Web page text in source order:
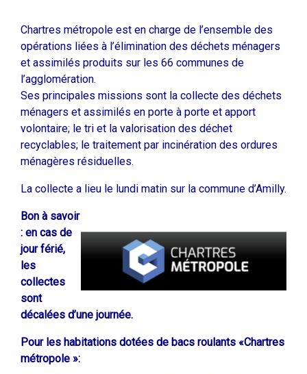
Chartres métropole est en charge de l’ensemble des
opérations liées à l’élimination des déchets ménagers
et assimilés produits sur les 66 communes de
l’agglomération.
Ses principales missions sont la collecte des déchets
ménagers et assimilés en porte à porte et apport
volontaire; le tri et la valorisation des déchet
recyclables; le traitement par incinération des ordures
ménagères résiduelles.
La collecte a lieu le lundi matin sur la commune d’Amilly.
Bon à savoir
: en cas de
jour férié,
les
collectes
sont
décalées d’une journée.
Pour les habitations dotées de bacs roulants «Chartres
métropole »: